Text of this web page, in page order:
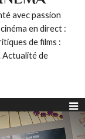
avec passion
en direct :
de films :
Actualité de